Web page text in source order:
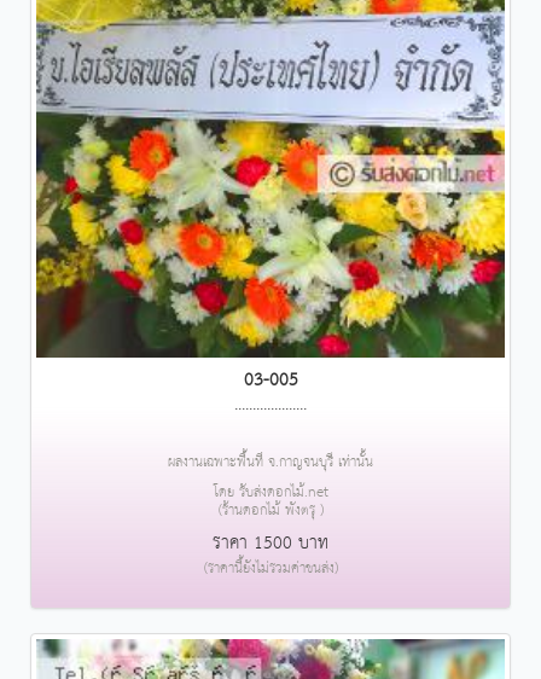
03-005
....................
ผลงานเฉพาะพื้นที่ จ.กาญจนบุรี เท่านั้น
โดย รับส่งดอกไม้.net
(ร้านดอกไม้ พังตรุ )
ราคา 1500 บาท
(ราคานี้ยังไม่รวมค่าขนส่ง)